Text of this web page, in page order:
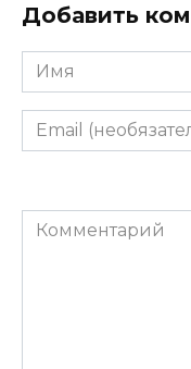
Добавить
Имя
Email
(необязательно)
Комментарий